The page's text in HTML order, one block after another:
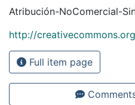
Atribución-NoComercial-
http://
Full item page